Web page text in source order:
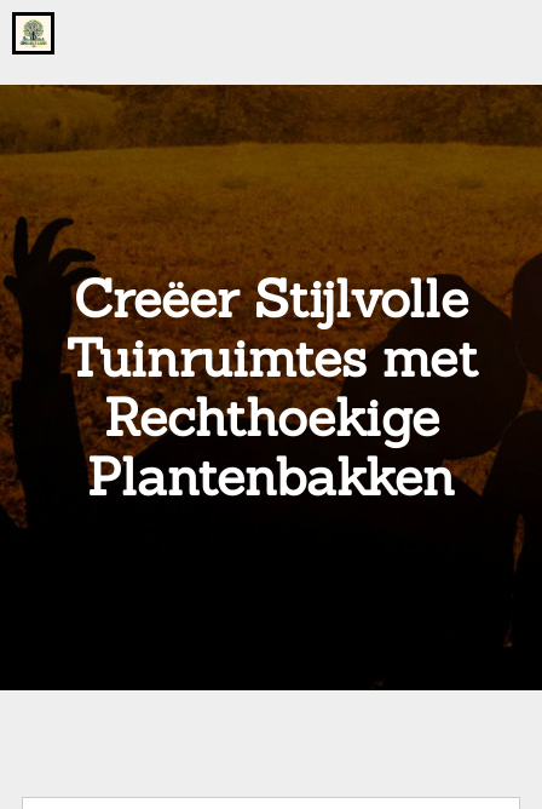
Go
to
home
onsgrotegezin.nl
Creëer Stijlvolle
Tuinruimtes met
Rechthoekige
Plantenbakken